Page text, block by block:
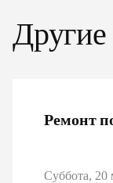
Ремонт
Суббота,